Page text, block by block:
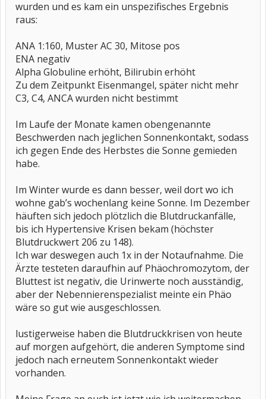
wurden und es kam ein unspezifisches Ergebnis
raus:
ANA 1:160, Muster AC 30, Mitose pos
ENA negativ
Alpha Globuline erhöht, Bilirubin erhöht
Zu dem Zeitpunkt Eisenmangel, später nicht mehr
C3, C4, ANCA wurden nicht bestimmt
Im Laufe der Monate kamen obengenannte
Beschwerden nach jeglichen Sonnenkontakt, sodass
ich gegen Ende des Herbstes die Sonne gemieden
habe.
Im Winter wurde es dann besser, weil dort wo ich
wohne gab’s wochenlang keine Sonne. Im Dezember
häuften sich jedoch plötzlich die Blutdruckanfälle,
bis ich Hypertensive Krisen bekam (höchster
Blutdruckwert 206 zu 148).
Ich war deswegen auch 1x in der Notaufnahme. Die
Ärzte testeten daraufhin auf Phäochromozytom, der
Bluttest ist negativ, die Urinwerte noch ausständig,
aber der Nebennierenspezialist meinte ein Phäo
wäre so gut wie ausgeschlossen.
lustigerweise haben die Blutdruckkrisen von heute
auf morgen aufgehört, die anderen Symptome sind
jedoch nach erneutem Sonnenkontakt wieder
vorhanden.